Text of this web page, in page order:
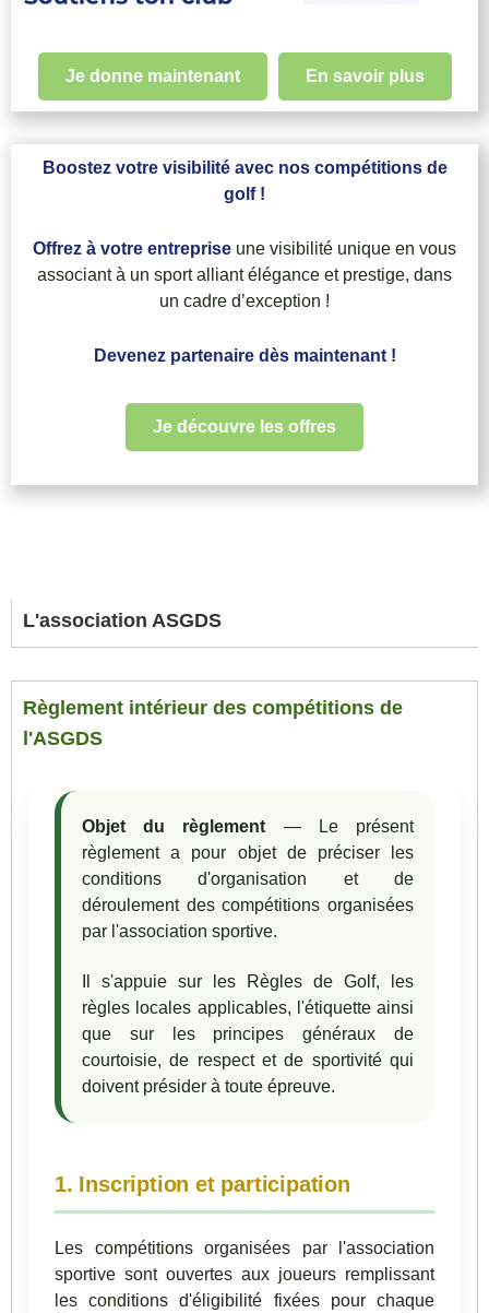
Je donne maintenant En savoir plus
Boostez votre visibilité avec nos compétitions de
golf !
Offrez à votre entreprise une visibilité unique en vous
associant à un sport alliant élégance et prestige, dans
un cadre d’exception !
Devenez partenaire dès maintenant !
Je découvre les offres
L'association ASGDS
Règlement intérieur des compétitions de
l'ASGDS
Objet du règlement— Le présent
règlement a pour objet de préciser les
conditions d'organisation et de
déroulement des compétitions organisées
par l'association sportive.
Il s'appuie sur les Règles de Golf, les
règles locales applicables, l'étiquette ainsi
que sur les principes généraux de
courtoisie, de respect et de sportivité qui
doivent présider à toute épreuve.
1. Inscription et participation
Les compétitions organisées par l'association
sportive sont ouvertes aux joueurs remplissant
les conditions d'éligibilité fixées pour chaque